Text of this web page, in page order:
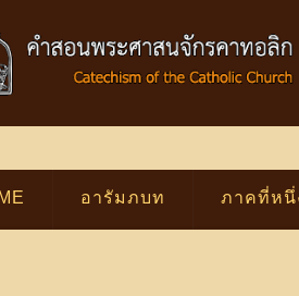
อารัมภบท ภาคที่หนึ่